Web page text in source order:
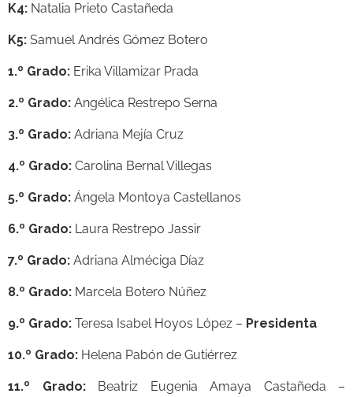
K4: Natalia Prieto Castañeda
K5: Samuel Andrés Gómez Botero
1.º Grado: Erika Villamizar Prada
2.º Grado: Angélica Restrepo Serna
3.º Grado: Adriana Mejía Cruz
4.º Grado: Carolina Bernal Villegas
5.º Grado: Ángela Montoya Castellanos
6.º Grado: Laura Restrepo Jassir
7.º Grado: Adriana Alméciga Díaz
8.º Grado: Marcela Botero Núñez
9.º Grado: Teresa Isabel Hoyos López – Presidenta
10.º Grado: Helena Pabón de Gutiérrez
11.º Grado:Beatriz Eugenia Amaya Castañeda –